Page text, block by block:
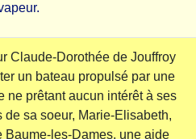
Claude-Dorothée de Jouffroy
un bateau propulsé par une
ne prêtant aucun intérêt à ses
sa soeur, Marie-Elisabeth,
les-Dames, une aide